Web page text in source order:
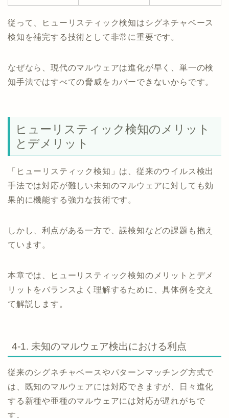
従って、ヒューリスティック検知はシグネチャベース
検知を補完する技術として非常に重要です。
なぜなら、現代のマルウェアは進化が早く、単一の検
知手法ではすべての脅威をカバーできないからです。
ヒューリスティック検知のメリット
とデメリット
「ヒューリスティック検知」は、従来のウイルス検出
手法では対応が難しい未知のマルウェアに対しても効
果的に機能する強力な技術です。
しかし、利点がある一方で、誤検知などの課題も抱え
ています。
本章では、ヒューリスティック検知のメリットとデメ
リットをバランスよく理解するために、具体例を交え
て解説します。
4-1. 未知のマルウェア検出における利点
従来のシグネチャベースやパターンマッチング方式で
は、既知のマルウェアには対応できますが、日々進化
する新種や亜種のマルウェアには対応が遅れがちで
す。